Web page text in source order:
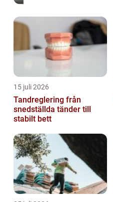
15 juli 2026
Tandreglering från
snedställda tänder till
stabilt bett